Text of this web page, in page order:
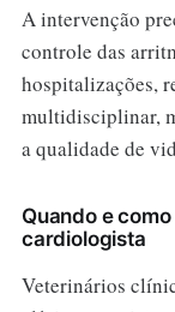
A intervenção
controle das
hospitalizações,
multidisciplinar,
a qualidade de
Quando e
cardiologista
Veterinários